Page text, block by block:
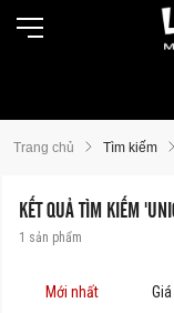
Trang chủ Tìm kiếm
KẾT QUẢ TÌM KIẾM
1 sản phẩm
Mới nhất